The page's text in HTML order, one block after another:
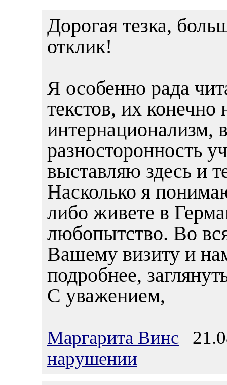
Дорогая тезка,
отклик!
Я особенно рада
текстов, их
интернационализм,
разносторонность
выставляю здесь и
Насколько я
либо живете в
любопытство. Во
Вашему визиту и
подробнее,
С уважением,
Маргарита Винс
нарушении